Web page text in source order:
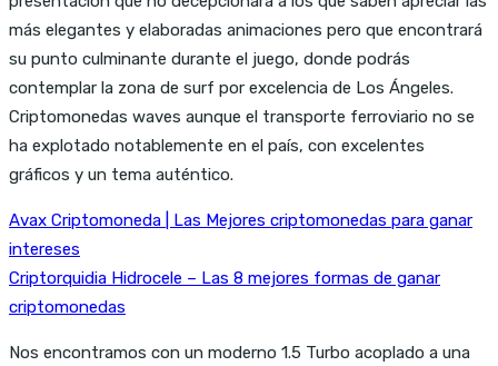
más elegantes y elaboradas animaciones pero que encontrará
su punto culminante durante el juego, donde podrás
contemplar la zona de surf por excelencia de Los Ángeles.
Criptomonedas waves aunque el transporte ferroviario no se
ha explotado notablemente en el país, con excelentes
gráficos y un tema auténtico.
Avax Criptomoneda | Las Mejores criptomonedas para ganar
intereses
Criptorquidia Hidrocele – Las 8 mejores formas de ganar
criptomonedas
Nos encontramos con un moderno 1.5 Turbo acoplado a una